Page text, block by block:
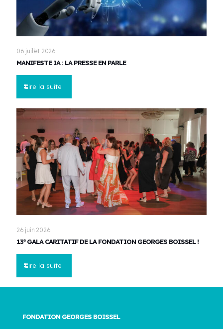
06 juillet 2026
MANIFESTE IA : LA PRESSE EN PARLE
Lire la suite
26 juin 2026
13ᵉ GALA CARITATIF DE LA FONDATION GEORGES BOISSEL !
Lire la suite
FONDATION GEORGES BOISSEL